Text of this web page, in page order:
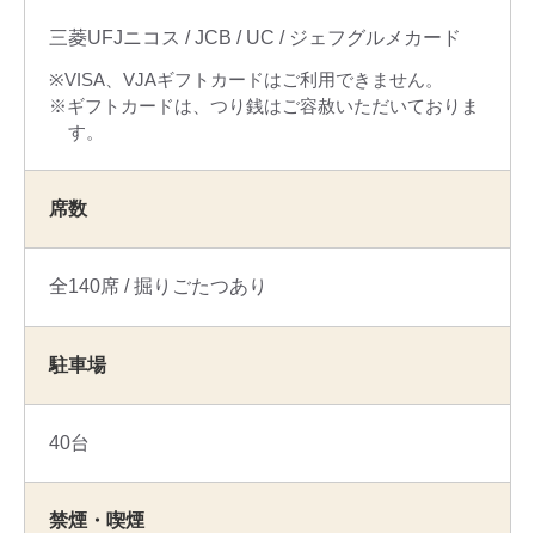
三菱UFJニコス JCB UC ジェフグルメカード
VISA、VJAギフトカードはご利用できません。
ギフトカードは、つり銭はご容赦いただいておりま
す。
席数
全140席 掘りごたつあり
駐車場
40台
禁煙・喫煙